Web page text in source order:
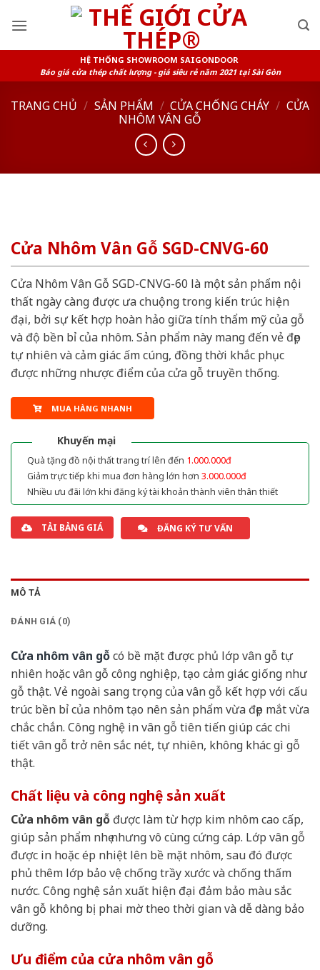
HỆ THỐNG SHOWROOM SAIGONDOOR
Báo giá cửa thép chất lượng - giá siêu rẻ năm 2021 tại Sài Gòn
TRANG CHỦ / SẢN PHẨM / CỬA CHỐNG CHÁY / CỬA
NHÔM VÂN GỖ
Cửa Nhôm Vân Gỗ SGD-CNVG-60
Cửa Nhôm Vân Gỗ SGD-CNVG-60 là một sản phẩm nội
thất ngày càng được ưa chuộng trong kiến trúc hiện
đại, bởi sự kết hợp hoàn hảo giữa tính thẩm mỹ của gỗ
và độ bền bỉ của nhôm. Sản phẩm này mang đến vẻ đẹp
tự nhiên và cảm giác ấm cúng, đồng thời khắc phục
được những nhược điểm của cửa gỗ truyền thống.
MUA HÀNG NHANH
Khuyến mại
Quà tặng đồ nội thất trang trí lên đến 1.000.000đ
Giảm trực tiếp khi mua đơn hàng lớn hơn 3.000.000đ
Nhiều ưu đãi lớn khi đăng ký tài khoản thành viên thân thiết
TẢI BẢNG GIÁ ĐĂNG KÝ TƯ VẤN
MÔ TẢ
ĐÁNH GIÁ (0)
Cửa nhôm vân gỗcó bề mặt được phủ lớp vân gỗ tự
nhiên hoặc vân gỗ công nghiệp, tạo cảm giác giống như
gỗ thật. Vẻ ngoài sang trọng của vân gỗ kết hợp với cấu
trúc bền bỉ của nhôm tạo nên sản phẩm vừa đẹp mắt vừa
chắc chắn. Công nghệ in vân gỗ tiên tiến giúp các chi
tiết vân gỗ trở nên sắc nét, tự nhiên, không khác gì gỗ
thật.
Chất liệu và công nghệ sản xuất
Cửa nhôm vân gỗ được làm từ hợp kim nhôm cao cấp,
giúp sản phẩm nhẹ nhưng vô cùng cứng cáp. Lớp vân gỗ
được in hoặc ép nhiệt lên bề mặt nhôm, sau đó được
phủ thêm lớp bảo vệ chống trầy xước và chống thấm
nước. Công nghệ sản xuất hiện đại đảm bảo màu sắc
vân gỗ không bị phai mờ theo thời gian và dễ dàng bảo
dưỡng.
Ưu điểm của cửa nhôm vân gỗ